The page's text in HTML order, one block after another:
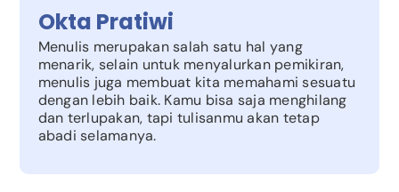
Okta Pratiwi
Menulis merupakan salah satu hal yang
menarik, selain untuk menyalurkan pemikiran,
menulis juga membuat kita memahami sesuatu
dengan lebih baik. Kamu bisa saja menghilang
dan terlupakan, tapi tulisanmu akan tetap
abadi selamanya.